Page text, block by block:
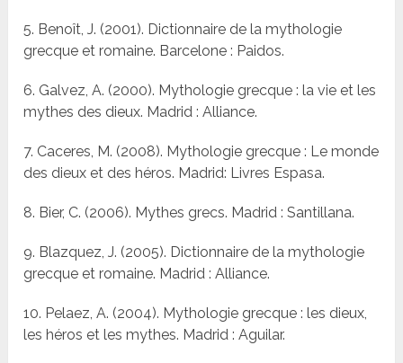
5. Benoît, J. (2001). Dictionnaire de la mythologie
grecque et romaine. Barcelone : Paidos.
6. Galvez, A. (2000). Mythologie grecque : la vie et les
mythes des dieux. Madrid : Alliance.
7. Caceres, M. (2008). Mythologie grecque : Le monde
des dieux et des héros. Madrid: Livres Espasa.
8. Bier, C. (2006). Mythes grecs. Madrid : Santillana.
9. Blazquez, J. (2005). Dictionnaire de la mythologie
grecque et romaine. Madrid : Alliance.
10. Pelaez, A. (2004). Mythologie grecque : les dieux,
les héros et les mythes. Madrid : Aguilar.